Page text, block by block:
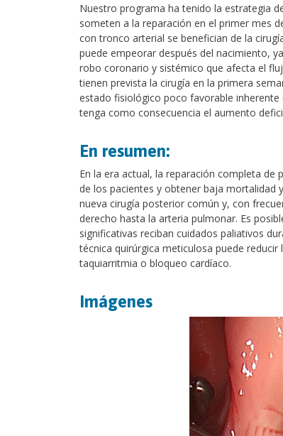
Nuestro programa ha tenido la estrategia
someten a la reparación en el primer mes
con tronco arterial se benefician de la
puede empeorar después del nacimiento,
robo coronario y sistémico que afecta el
tienen prevista la cirugía en la primera
estado fisiológico poco favorable
tenga como consecuencia el aumento
En resumen:
En la era actual, la reparación completa
de los pacientes y obtener baja mortalidad
nueva cirugía posterior común y, con
derecho hasta la arteria pulmonar. Es
significativas reciban cuidados paliativos
técnica quirúrgica meticulosa puede
taquiarritmia o bloqueo cardíaco.
Imágenes